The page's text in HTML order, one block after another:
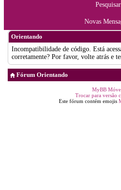
Pesquisar
Novas
Orientando
Incompatibilidade de código. Está
corretamente? Por favor, volte atrás e
Fórum Orientando
MyBB
Trocar para versão
Este fórum contém emojis